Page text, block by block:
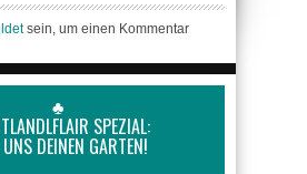
sein, um einen Kommentar
♣
SPEZIAL:
DEINEN GARTEN!